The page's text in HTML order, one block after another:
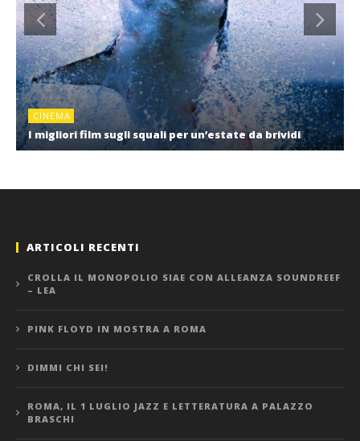
CINEMA
I migliori film sugli squali per un’estate da brividi
ARTICOLI RECENTI
CROLLA IL MONOPOLIO SIAE CON ALLEANZA SOUNDREEF
– LEA
PINK FLOYD IN MOSTRA A ROMA
DIMMI CHI SEI!
ROMA, IL 1 LUGLIO JAZZ E LETTERATURA A PALAZZO
BRASCHI